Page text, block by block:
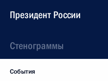
Президент России
Стенограммы
События